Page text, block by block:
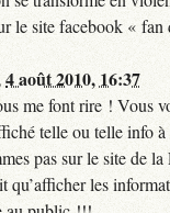
le site facebook «
4 août 2010, 16:37
me font rire ! Vous
telle ou telle info
pas sur le site de
qu’afficher les